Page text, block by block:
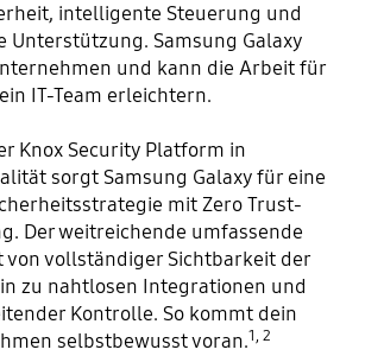
intelligente Steuerung und
Unterstützung. Samsung Galaxy
und kann die Arbeit für
IT-Team erleichtern.
Knox Security Platform in
sorgt Samsung Galaxy für eine
mit Zero Trust-
Der weitreichende umfassende
von vollständiger Sichtbarkeit der
zu nahtlosen Integrationen und
Kontrolle. So kommt dein
selbstbewusst voran.1, 2